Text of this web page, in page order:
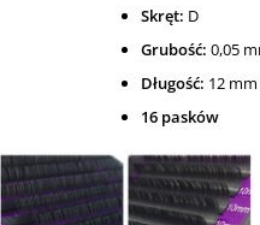
Skręt: D
Grubość: 0,05
Długość: 12 mm
16 pasków